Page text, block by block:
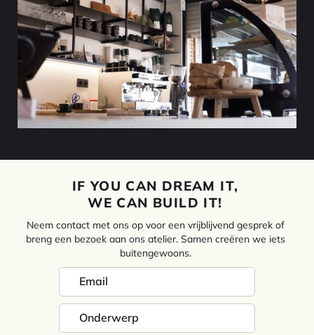
IF YOU CAN DREAM IT,
WE CAN BUILD IT!
Neem contact met ons op voor een vrijblijvend gesprek of
breng een bezoek aan ons atelier. Samen creëren we iets
buitengewoons.